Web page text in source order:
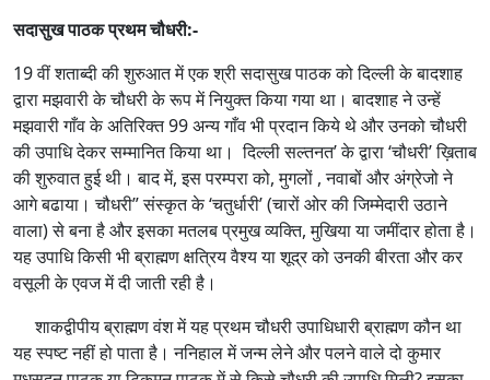
सदासुख पाठक प्रथम चौधरी:-
19 वीं शताब्दी की शुरुआत में एक श्री सदासुख पाठक को दिल्ली के बादशाह
द्वारा मझवारी के चौधरी के रूप में नियुक्त किया गया था। बादशाह ने उन्हें
मझवारी गाँव के अतिरिक्त 99 अन्य गाँव भी प्रदान किये थे और उनको चौधरी
की उपाधि देकर सम्मानित किया था। दिल्ली सल्तनत’ के द्वारा ‘चौधरी’ ख़िताब
की शुरुवात हुई थी। बाद में, इस परम्परा को, मुगलों , नवाबों और अंग्रेजो ने
आगे बढाया। चौधरी” संस्कृत के ‘चतुर्धारी’ (चारों ओर की जिम्मेदारी उठाने
वाला) से बना है और इसका मतलब प्रमुख व्यक्ति, मुखिया या जमींदार होता है।
यह उपाधि किसी भी ब्राह्मण क्षत्रिय वैश्य या शूद्र को उनकी बीरता और कर
वसूली के एवज में दी जाती रही है।
शाकद्वीपीय ब्राह्मण वंश में यह प्रथम चौधरी उपाधिधारी ब्राह्मण कौन था
यह स्पष्ट नहीं हो पाता है। ननिहाल में जन्म लेने और पलने वाले दो कुमार